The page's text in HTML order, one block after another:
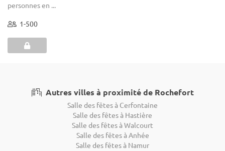
personnes en ...
1-500
Autres villes à proximité de Rochefort
Salle des fêtes à Cerfontaine
Salle des fêtes à Hastière
Salle des fêtes à Walcourt
Salle des fêtes à Anhée
Salle des fêtes à Namur